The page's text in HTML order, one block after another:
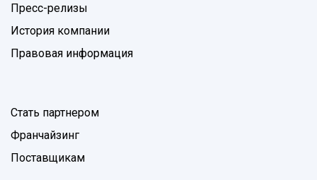
Пресс-релизы
История компании
Правовая информация
Стать партнером
Франчайзинг
Поставщикам